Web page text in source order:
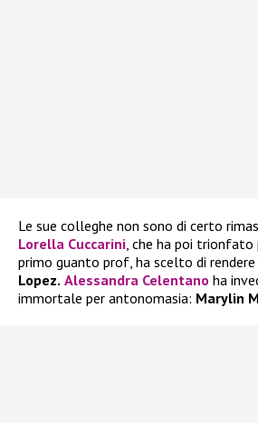
Le sue colleghe non sono di certo
Lorella Cuccarini, che ha poi trionfato
primo guanto prof, ha scelto di
Lopez. Alessandra Celentano ha
immortale per antonomasia: Marylin